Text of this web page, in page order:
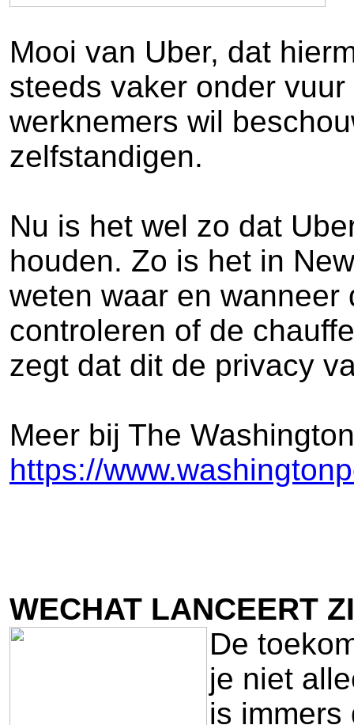
Mooi van Uber, dat
steeds vaker onder
werknemers wil
zelfstandigen.
Nu is het wel zo dat
houden. Zo is het in
weten waar en wanneer
controleren of de
zegt dat dit de privacy
Meer bij The
https://
WECHAT LANCEERT
De
je niet
is immers